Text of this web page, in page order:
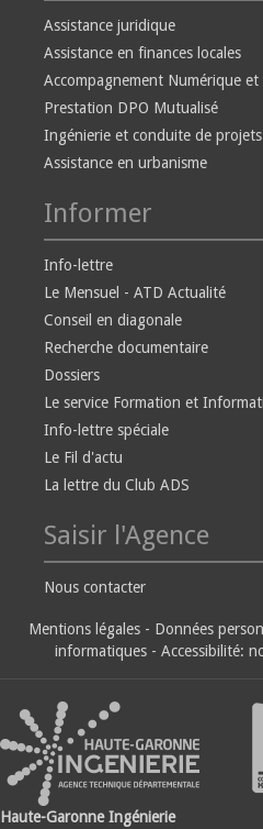
Assistance juridique
Assistance en finances locales
Accompagnement Numérique
Prestation DPO Mutualisé
Ingénierie et conduite de projets
Assistance en urbanisme
Informer
Info-lettre
Le Mensuel - ATD Actualité
Conseil en diagonale
Recherche documentaire
Dossiers
Le service Formation et
Info-lettre spéciale
Le Fil d'actu
La lettre du Club ADS
Saisir l'Agence
Nous contacter
Mentions légales - Données
informatiques - Accessibilité:
Haute-Garonne Ingénierie